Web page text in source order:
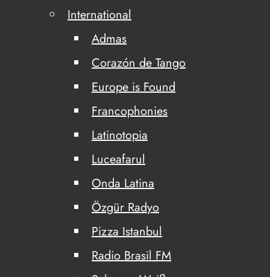
International
Admas
Corazón de Tango
Europe is Found
Francophonies
Latinotopia
Luceafarul
Onda Latina
Özgür Radyo
Pizza Istanbul
Radio Brasil FM